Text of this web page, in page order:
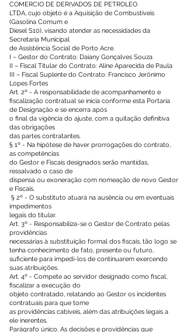
COMERCIO DE DERIVADOS DE PETROLEO
LTDA, cujo objeto é a Aquisição de Combustíveis
(Gasolina Comum e
Diesel S10), visando atender as necessidades da
Secretaria Municipal
de Assistência Social de Porto Acre.
I – Gestor do Contrato: Daiany Gonçalves Souza
II – Fiscal Titular do Contrato: Aline Aparecida de Paula
III – Fiscal Suplente do Contrato: Francisco Jerônimo
Lopes Fortes
Art. 2º - A responsabilidade de acompanhamento e
fiscalização contratual se inicia conforme esta Portaria
de Designação e se encerra após
o final da vigência do ajuste, com a quitação definitiva
das obrigações
das partes contratantes.
§ 1º - Na hipótese de haver prorrogações do contrato,
as competências
do Gestor e Fiscais designados serão mantidas,
ressalvado o caso de
dispensa ou exoneração com nomeação de novo Gestor
e Fiscais.
§ 2º - O substituto atuará na ausência ou em eventuais
impedimentos
legais do titular.
Art. 3º - Responsabiliza-se o Gestor de Contrato pelas
providências
necessárias à substituição formal dos fiscais, tão logo se
tenha conhecimento de fato, presente ou futuro,
suficiente para impedi-los de continuarem exercendo
suas atribuições.
Art. 4º - Compete ao servidor designado como fiscal,
fiscalizar a execução do
objeto contratado, relatando ao Gestor os incidentes
contratuais para que tome
as providências cabíveis, além das atribuições legais a
ele inerentes.
Parágrafo único. As decisões e providências que